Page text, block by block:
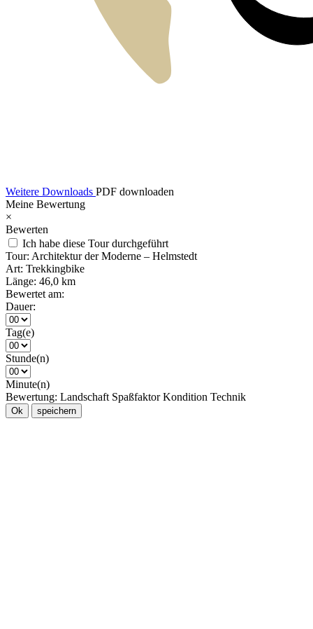
Weitere Downloads PDF downloaden
Meine Bewertung
×
Bewerten
Ich habe diese Tour durchgeführt
Tour: Architektur der Moderne – Helmstedt
Art: Trekkingbike
Länge: 46,0 km
Bewertet am:
Dauer:
Tag(e)
Stunde(n)
Minute(n)
Bewertung: Landschaft Spaßfaktor Kondition Technik
Ok speichern